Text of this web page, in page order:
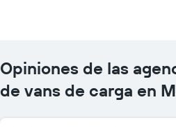
El
muestra
Opiniones de las
de vans de carga en